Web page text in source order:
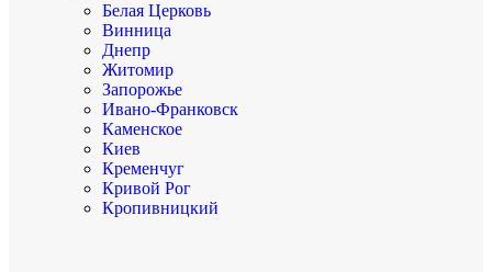
Белая Церковь
Винница
Днепр
Житомир
Запорожье
Ивано-Франковск
Каменское
Киев
Кременчуг
Кривой Рог
Кропивницкий